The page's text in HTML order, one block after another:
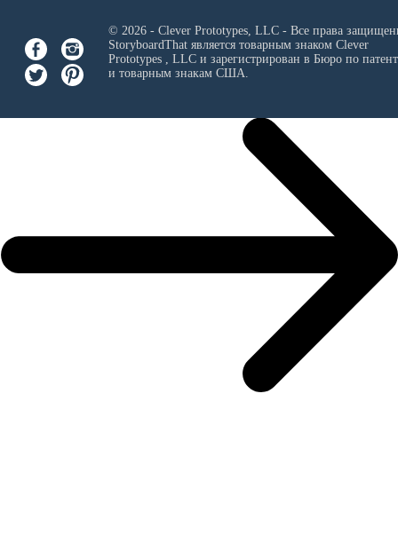
© 2026 - Clever Prototypes, LLC - Все права
StoryboardThat является товарным знаком Clever
Prototypes , LLCи зарегистрирован в Бюро по
и товарным знакам США.